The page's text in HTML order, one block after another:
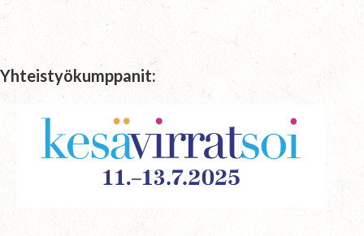
Yhteistyökumppanit: